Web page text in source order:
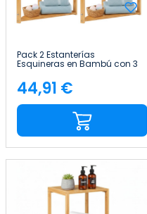
Pack 2 Estanterías
Esquineras en Bambú con 3
Niveles Canoply
80x36.5x33.5cm Thinia
Home
Precio
44,91 €